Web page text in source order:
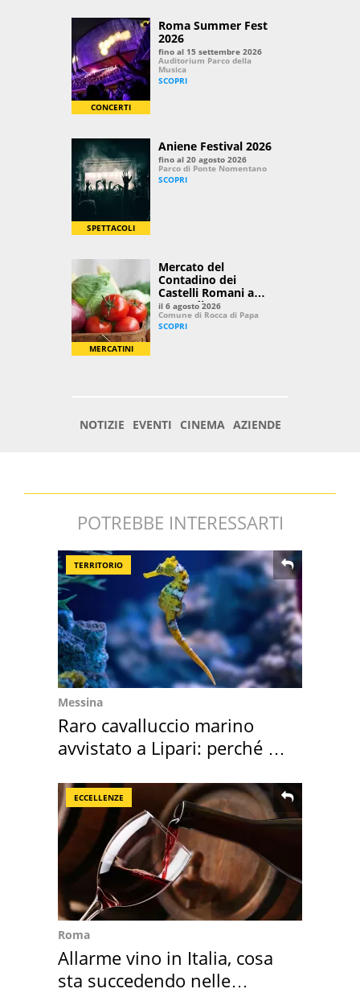
POTREBBE INTERESSARTI
TERRITORIO
Messina
Raro cavalluccio marino
avvistato a Lipari: perché è
ECCELLENZE
Roma
Allarme vino in Italia, cosa
sta succedendo nelle